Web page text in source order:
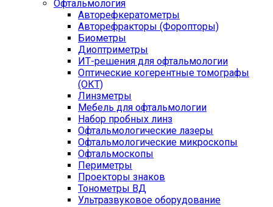
Офтальмология
Авторефкератометры
Авторефракторы (Форопторы)
Биометры
Диоптриметры
ИТ-решения для офтальмологии
Оптические когерентные томографы
(ОКТ)
Линзметры
Мебель для офтальмологии
Набор пробных линз
Офтальмологические лазеры
Офтальмологические микроскопы
Офтальмоскопы
Периметры
Проекторы знаков
Тонометры ВД
Ультразвуковое оборудование